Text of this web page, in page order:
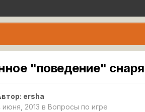
"поведение"
ersha
июня, 2013 в Вопросы по игре